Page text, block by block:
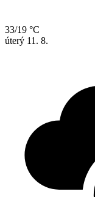
33/19 °C
úterý 11. 8.